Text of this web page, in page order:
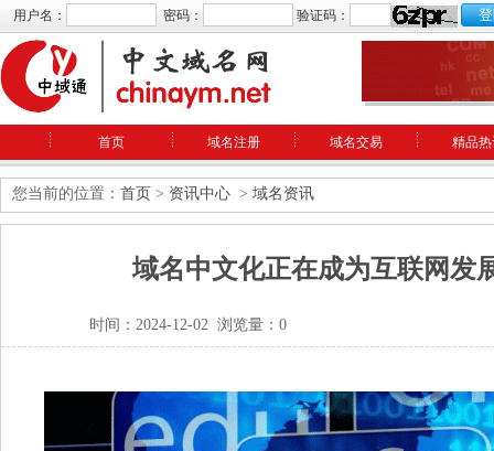
用户名： 密码： 验证码：
首页 域名注册 域名交易 精品
您当前的位置： 首页 > 资讯中心 > 域名资讯
域名中文化正在成为互联网发
时间：2024-12-02 浏览量：0